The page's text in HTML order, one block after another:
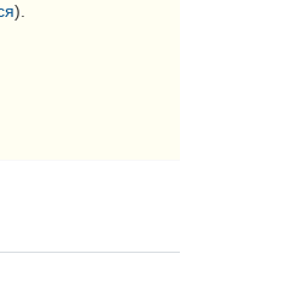
).